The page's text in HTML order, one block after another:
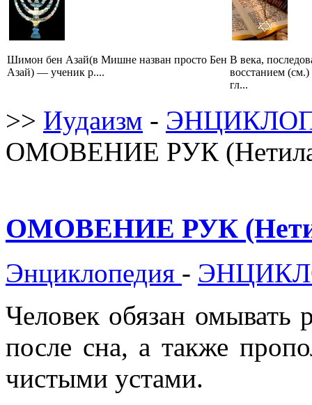
Шимон бен Азай(в Мишне назван просто Бен
Азай) — ученик р....
В века,
восстанием
гл...
>> Иудаизм -
ОМОВЕНИЕ РУК
ОМОВЕНИЕ РУК
Энциклопедия -
Человек обязан омывать
после сна, а также
чистыми устами.